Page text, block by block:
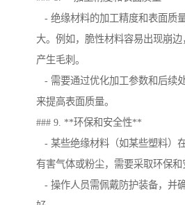
- 绝缘材料的加工精度和表面质
大。例如，脆性材料容易出现崩
产生毛刺。
- 需要通过优化加工参数和后续
来提高表面质量。
### 9. **环保和安全性**
- 某些绝缘材料（如某些塑料）
有害气体或粉尘，需要采取环保和
- 操作人员需佩戴防护装备，并